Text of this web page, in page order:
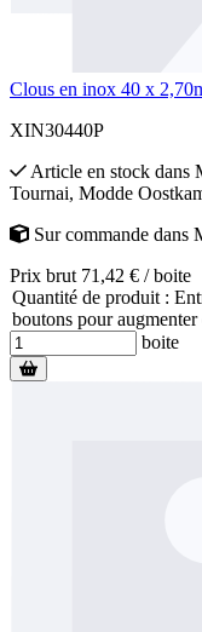
Clous en inox 40 x
XIN30440P
Article en stock dans
Tournai, Modde
Sur commande dans
Prix brut 71,42 € / boite
Quantité de produit :
boutons pour
boite